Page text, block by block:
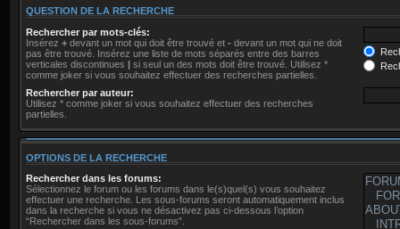
QUESTION DE LA RECHERCHE
Rechercher par mots-clés:
Insérez + devant un mot qui doit être trouvé et - devant un mot qui ne doit
pas être trouvé. Insérez une liste de mots séparés entre des barres
verticales discontinues | si seul un des mots doit être trouvé. Utilisez *
comme joker si vous souhaitez effectuer des recherches partielles.
Rechercher par auteur:
Utilisez * comme joker si vous souhaitez effectuer des recherches
partielles.
OPTIONS DE LA RECHERCHE
Rechercher dans les forums:
Sélectionnez le forum ou les forums dans le(s)quel(s) vous souhaitez
effectuer une recherche. Les sous-forums seront automatiquement inclus
dans la recherche si vous ne désactivez pas ci-dessous l’option
“Rechercher dans les sous-forums”.